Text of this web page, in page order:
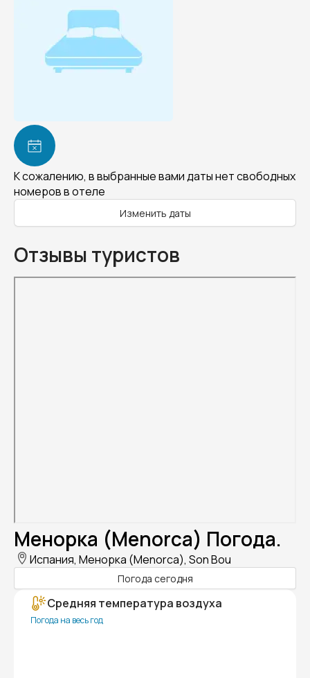
К сожалению, в выбранные вами даты нет свободных
номеров в отеле
Изменить даты
Отзывы туристов
Менорка (Menorca) Погода.
Испания, Менорка (Menorca), Son Bou
Погода сегодня
Средняя температура воздуха
Погода на весь год